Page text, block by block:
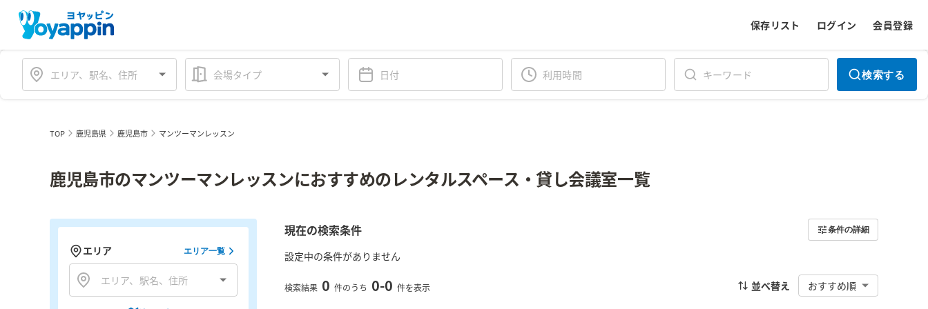
保存リスト ログイン 会員登録
会場タイプ 検索する
TOP 鹿児島県 鹿児島市 マンツーマンレッスン
鹿児島市のマンツーマンレッスンにおすすめのレンタルスペース・貸し会議室一覧
現在の検索条件 条件の詳細
設定中の条件がありません
検索結果 0 件のうち 0-0 件を表示 並べ替え おすすめ順
エリア エリア一覧